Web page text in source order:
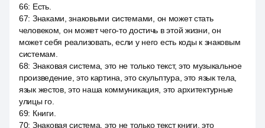
66: Есть.
67: Знаками, знаковыми системами, он может стать
человеком, он может чего-то достичь в этой жизни, он
может себя реализовать, если у него есть коды к знаковым
системам.
68: Знаковая система, это не только текст, это музыкальное
произведение, это картина, это скульптура, это язык тела,
язык жестов, это наша коммуникация, это архитектурные
улицы го.
69: Книги.
70: Знаковая система, это не только текст книги, это